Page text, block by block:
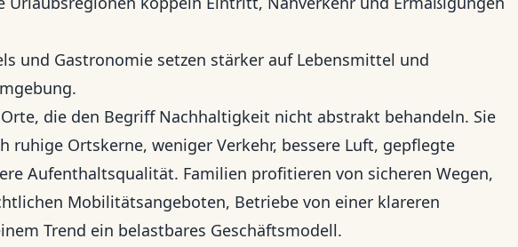
und Gastronomie setzen stärker auf Lebensmittel und
die den Begriff Nachhaltigkeit nicht abstrakt behandeln. Sie
ruhige Ortskerne, weniger Verkehr, bessere Luft, gepflegte
Aufenthaltsqualität. Familien profitieren von sicheren Wegen,
Mobilitätsangeboten, Betriebe von einer klareren
Trend ein belastbares Geschäftsmodell.